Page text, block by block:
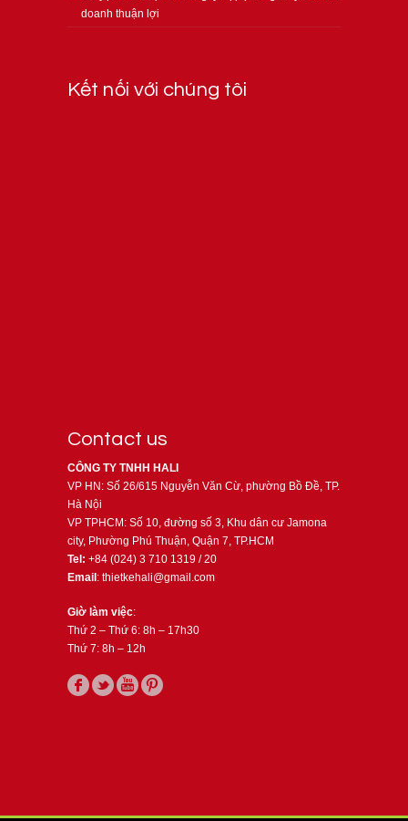
doanh thuận lợi
Kết nối với chúng tôi
Contact us
CÔNG TY TNHH HALI
VP HN: Số 26/615 Nguyễn Văn Cừ, phường Bồ Đề, TP.
Hà Nội
VP TPHCM: Số 10, đường số 3, Khu dân cư Jamona
city, Phường Phú Thuận, Quận 7, TP.HCM
Tel: +84 (024) 3 710 1319 / 20
Email: thietkehali@gmail.com
Giờ làm việc:
Thứ 2 – Thứ 6: 8h – 17h30
Thứ 7: 8h – 12h